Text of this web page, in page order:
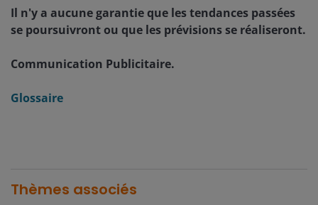
Il n'y a aucune garantie que les tendances passées
se poursuivront ou que les prévisions se réaliseront.
Communication Publicitaire.
Glossaire
Thèmes associés